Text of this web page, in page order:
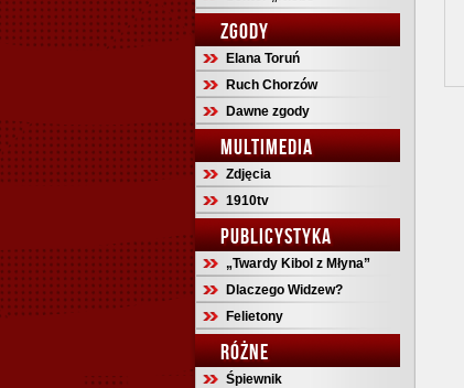
ZGODY
Elana Toruń
Ruch Chorzów
Dawne zgody
MULTIMEDIA
Zdjęcia
1910tv
PUBLICYSTYKA
„Twardy Kibol z Młyna”
Dlaczego Widzew?
Felietony
RÓŻNE
Śpiewnik